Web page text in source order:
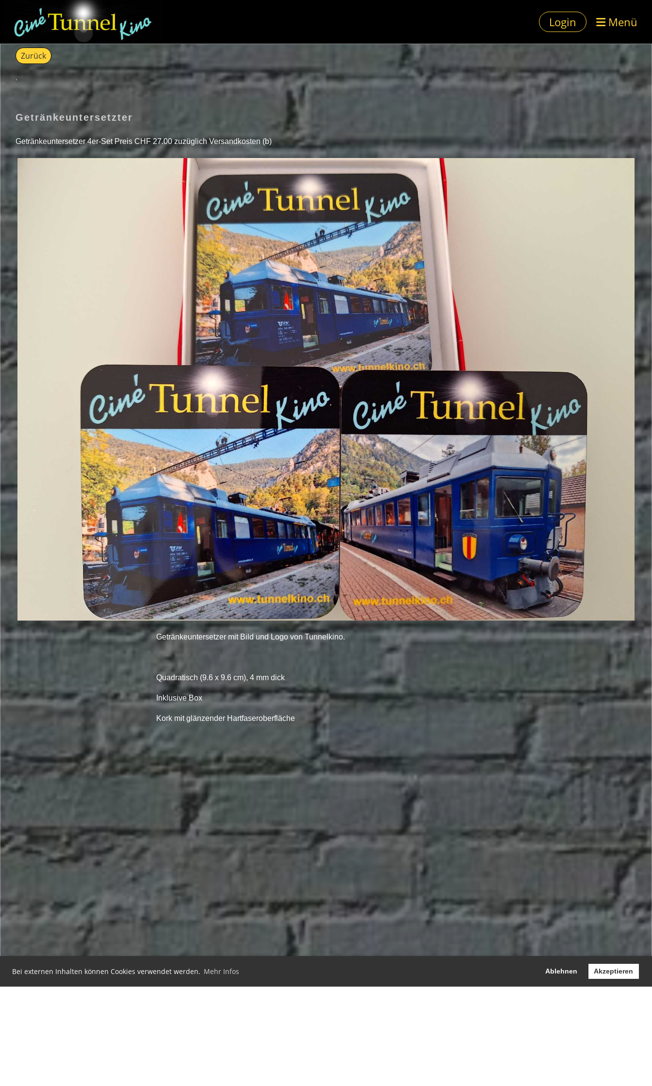
Bei externen Inhalten können Cookies verwendet werden. Mehr Infos Ablehnen Akzeptieren
Login Menü
Zurück
,
Getränkeuntersetzter
Getränkeuntersetzer 4er-Set Preis CHF 27.00 zuzüglich Versandkosten (b)
Getränkeuntersetzer mit Bild und Logo von Tunnelkino.
Quadratisch (9.6 x 9.6 cm), 4 mm dick
Inklusive Box
Kork mit glänzender Hartfaseroberfläche